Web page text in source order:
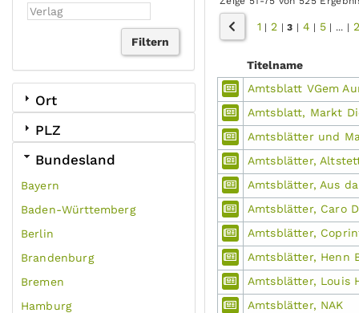
Ort
PLZ
Bundesland
Bayern
Baden-Württemberg
Berlin
Brandenburg
Bremen
Hamburg
1 | 2 |3 | 4 | 5| ... |
Titelname
Amtsblatt VGem
Amtsblatt, Markt
Amtsblätter und
Amtsblätter,
Amtsblätter, Aus
Amtsblätter, Caro
Amtsblätter,
Amtsblätter, Henn
Amtsblätter, Louis
Amtsblätter, NAK